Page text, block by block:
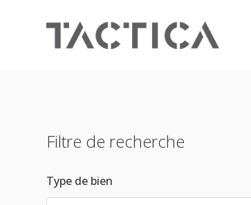
Filtre de recherche
Type de bien